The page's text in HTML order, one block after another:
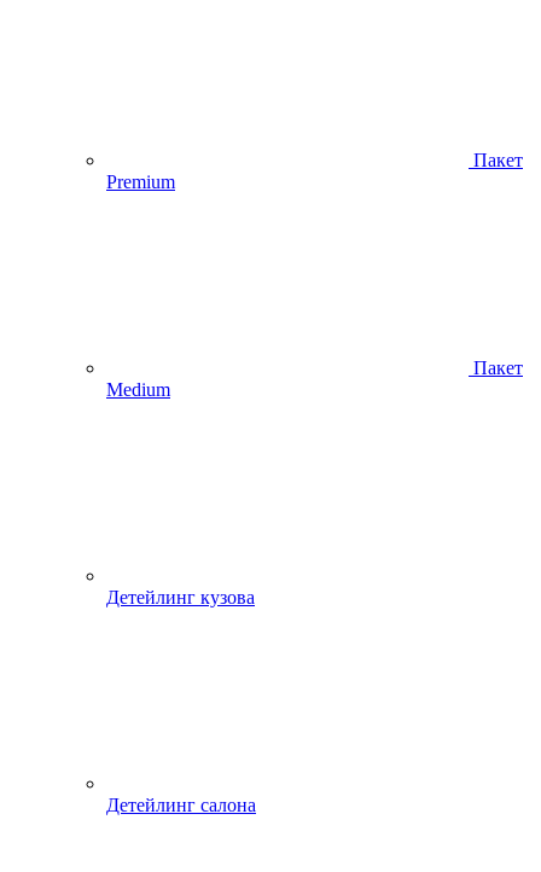
Пакет
Premium
Пакет
Medium
Детейлинг кузова
Детейлинг салона